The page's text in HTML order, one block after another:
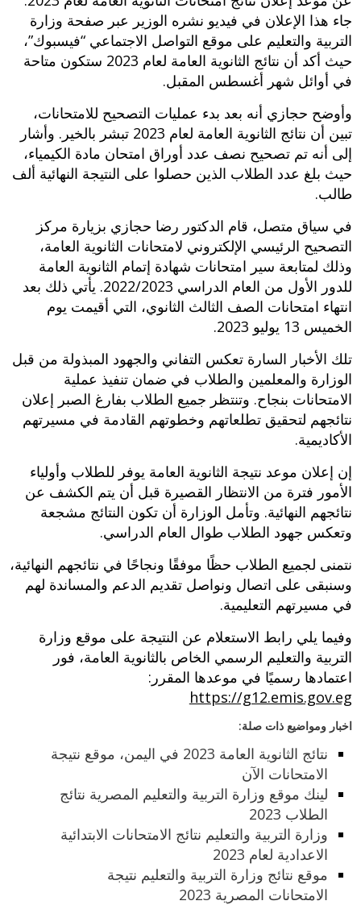
جاء هذا الإعلان في فيديو نشره الوزير عبر صفحة وزارة
التربية والتعليم على موقع التواصل الاجتماعي “فيسبوك”،
حيث أكد أن نتائج الثانوية العامة لعام 2023 ستكون متاحة
في أوائل شهر أغسطس المقبل.
وأوضح حجازي أنه بعد بدء عمليات التصحيح للامتحانات،
تبين أن نتائج الثانوية العامة لعام 2023 تبشر بالخير. وأشار
إلى أنه تم تصحيح نصف عدد أوراق امتحان مادة الكيمياء،
حيث بلغ عدد الطلاب الذين حصلوا على النتيجة النهائية ألف
طالب.
في سياق متصل، قام الدكتور رضا حجازي بزيارة مركز
التصحيح الرئيسي الإلكتروني لامتحانات الثانوية العامة،
وذلك لمتابعة سير امتحانات شهادة إتمام الثانوية العامة
للدور الأول من العام الدراسي 2022/2023. يأتي ذلك بعد
انتهاء امتحانات الصف الثالث الثانوي، التي أقيمت يوم
الخميس 13 يوليو 2023.
تلك الأخبار السارة تعكس التفاني والجهود المبذولة من قبل
الوزارة والمعلمين والطلاب في ضمان تنفيذ عملية
الامتحانات بنجاح. وتنتظر جميع الطلاب بفارغ الصبر إعلان
نتائجهم لتحقيق تطلعاتهم وخطوتهم القادمة في مسيرتهم
الأكاديمية.
إن إعلان موعد نتيجة الثانوية العامة يوفر للطلاب وأولياء
الأمور فترة من الانتظار القصيرة قبل أن يتم الكشف عن
نتائجهم النهائية. وتأمل الوزارة أن تكون النتائج مشجعة
وتعكس جهود الطلاب طوال العام الدراسي.
نتمنى لجميع الطلاب حظًا موفقًا ونجاحًا في نتائجهم النهائية،
وسنبقى على اتصال ونواصل تقديم الدعم والمساندة لهم
في مسيرتهم التعليمية.
وفيما يلي رابط الاستعلام عن النتيجة على موقع وزارة
التربية والتعليم الرسمي الخاص بالثانوية العامة، فور
اعتمادها رسميًا في موعدها المقرر:
https://g12.emis.gov.eg
اخبار ومواضيع ذات صلة:
نتائج الثانوية العامة 2023 في اليمن، موقع نتيجة
الامتحانات الآن
لينك موقع وزارة التربية والتعليم المصرية نتائج
الطلاب 2023
وزارة التربية والتعليم نتائج الامتحانات الابتدائية
الاعدادية لعام 2023
موقع نتائج وزارة التربية والتعليم نتيجة
الامتحانات المصرية 2023